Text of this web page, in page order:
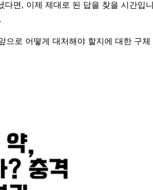
면, 이제 제대로 된 답을 찾을 시간입니
으로 어떻게 대처해야 할지에 대한 구체